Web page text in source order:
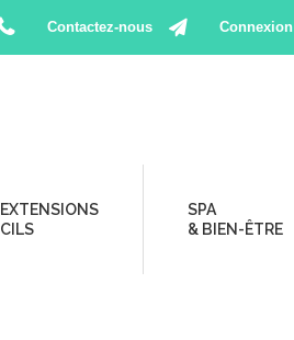
Contactez-nous Connexion
EXTENSIONS
CILS
SPA
& BIEN-ÊTRE